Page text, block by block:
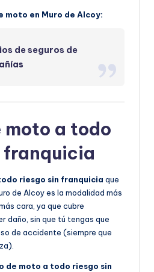
moto en Muro de Alcoy:
de seguros de
moto a todo
franquicia
riesgo sin franquicia que
de Alcoy es la modalidad más
cara, ya que cubre
daño, sin que tú tengas que
de accidente (siempre que
de moto a todo riesgo sin